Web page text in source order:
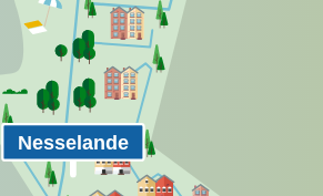
Nesselande